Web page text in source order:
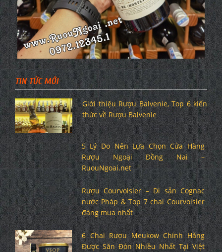
TIN TỨC MỚI
Giới thiệu Rượu Balvenie, Top 6 kiến
thức về Rượu Balvenie
5 Lý Do Nên Lựa Chọn Cửa Hàng
Rượu Ngoại Đồng Nai –
RuouNgoai.net
Rượu Courvoisier – Di sản Cognac
nước Pháp & Top 7 chai Courvoisier
đáng mua nhất
6 Chai Rượu Meukow Chính Hãng
Được Săn Đón Nhiều Nhất Tại Việt